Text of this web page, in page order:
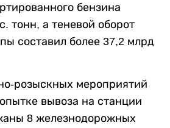
бензина
тонн, а теневой оборот
составил более 37,2 млрд
розыскных мероприятий
вывоза на станции
8 железнодорожных